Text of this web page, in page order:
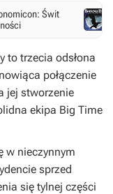
Świt
to trzecia odsłona
połączenie
jej stworzenie
ekipa Big Time
w nieczynnym
sprzed
się tylnej części